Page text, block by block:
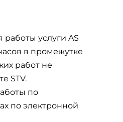
услуги AS
в промежутке
работ не
STV.
по
по электронной